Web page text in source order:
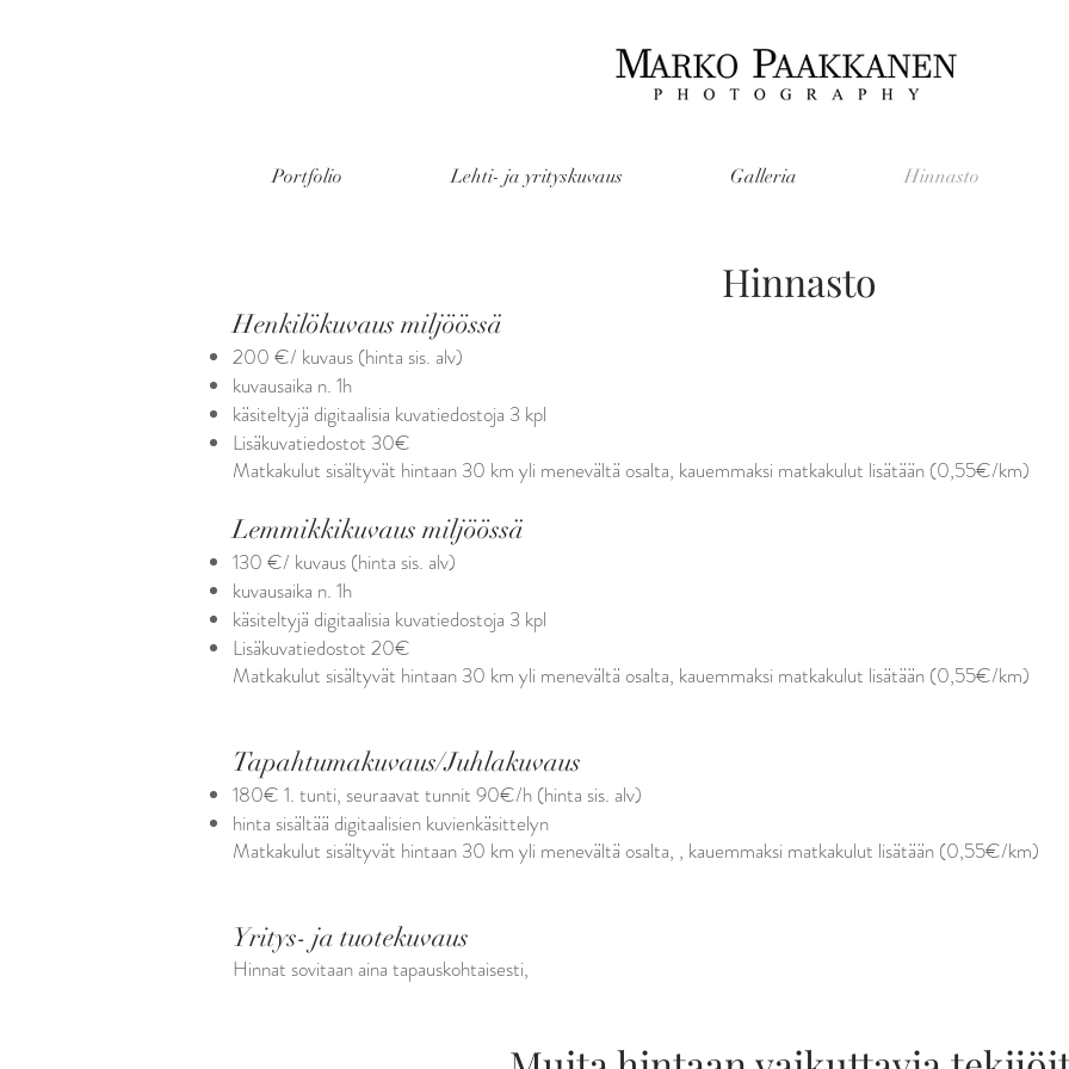
Portfolio Lehti- ja yrityskuvaus Galleria Hinnasto
Hinnasto
Henkilökuvaus miljöössä
200 €/ kuvaus (hinta sis. alv)
kuvausaika n. 1h
käsiteltyjä digitaalisia kuvatiedostoja 3 kpl
Lisäkuvatiedostot 30€
Matkakulut sisältyvät hintaan 30 km yli menevältä osalta, kauemmaksi matkakulut lisätään (0,55€/km)​
Lemmikkikuvaus miljöössä
130 €/ kuvaus (hinta sis. alv)
kuvausaika n. 1h
käsiteltyjä digitaalisia kuvatiedostoja 3 kpl
Lisäkuvatiedostot 20€
Matkakulut sisältyvät hintaan 30 km yli menevältä osalta, kauemmaksi matkakulut lisätään (0,55€/km)
Tapahtumakuvaus/Juhlakuvaus
180€ 1. tunti, seuraavat tunnit 90€/h (hinta sis. alv)
hinta sisältää digitaalisien kuvienkäsittelyn
Matkakulut sisältyvät hintaan 30 km yli menevältä osalta, , kauemmaksi matkakulut lisätään (0,55€/km)
Yritys- ja tuotekuvaus
Hinnat sovitaan aina tapauskohtaisesti,